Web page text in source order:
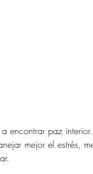
encontrar paz
mejor el estrés,